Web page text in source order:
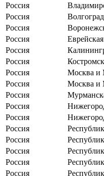
Россия
Россия
Россия
Россия
Россия
Россия
Россия
Москва и
Россия
Москва и
Россия
Россия
Россия
Россия
Россия
Россия
Россия
Россия